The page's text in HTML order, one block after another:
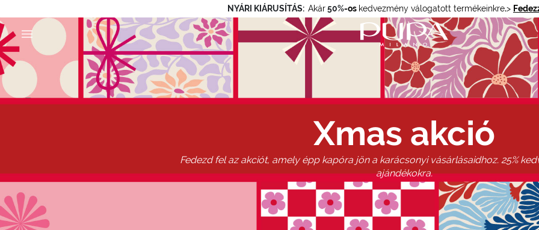
NYÁRI KIÁRUSÍTÁS: Akár50%-os kedvezmény válogatott termékeinkre.>
Xmas akció
Fedezd fel az akciót, amely épp kapóra jön a karácsonyi vásárlásaidhoz. 25%
ajándékokra.